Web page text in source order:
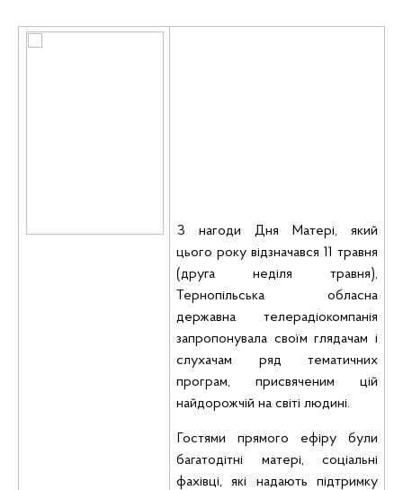
З нагоди Дня Матері, який
цього року відзначався 11 травня
(друга неділя травня),
Тернопільська обласна
державна телерадіокомпанія
запропонувала своїм глядачам і
слухачам ряд тематичних
програм, присвяченим цій
найдорожчій на світі людині.
Гостями прямого ефіру були
багатодітні матері, соціальні
фахівці, які надають підтримку